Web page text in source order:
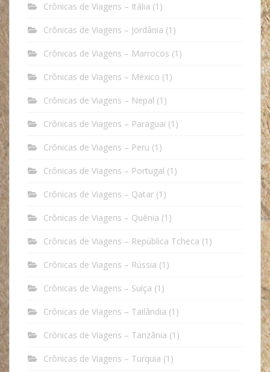
Crônicas de Viagens – Itália (1)
Crônicas de Viagens – Jordânia (1)
Crônicas de Viagens – Marrocos (1)
Crônicas de Viagens – México (1)
Crônicas de Viagens – Nepal (1)
Crônicas de Viagens – Paraguai (1)
Crônicas de Viagens – Peru (1)
Crônicas de Viagens – Portugal (1)
Crônicas de Viagens – Qatar (1)
Crônicas de Viagens – Quênia (1)
Crônicas de Viagens – República Tcheca (1)
Crônicas de Viagens – Rússia (1)
Crônicas de Viagens – Suíça (1)
Crônicas de Viagens – Tailândia (1)
Crônicas de Viagens – Tanzânia (1)
Crônicas de Viagens – Turquia (1)